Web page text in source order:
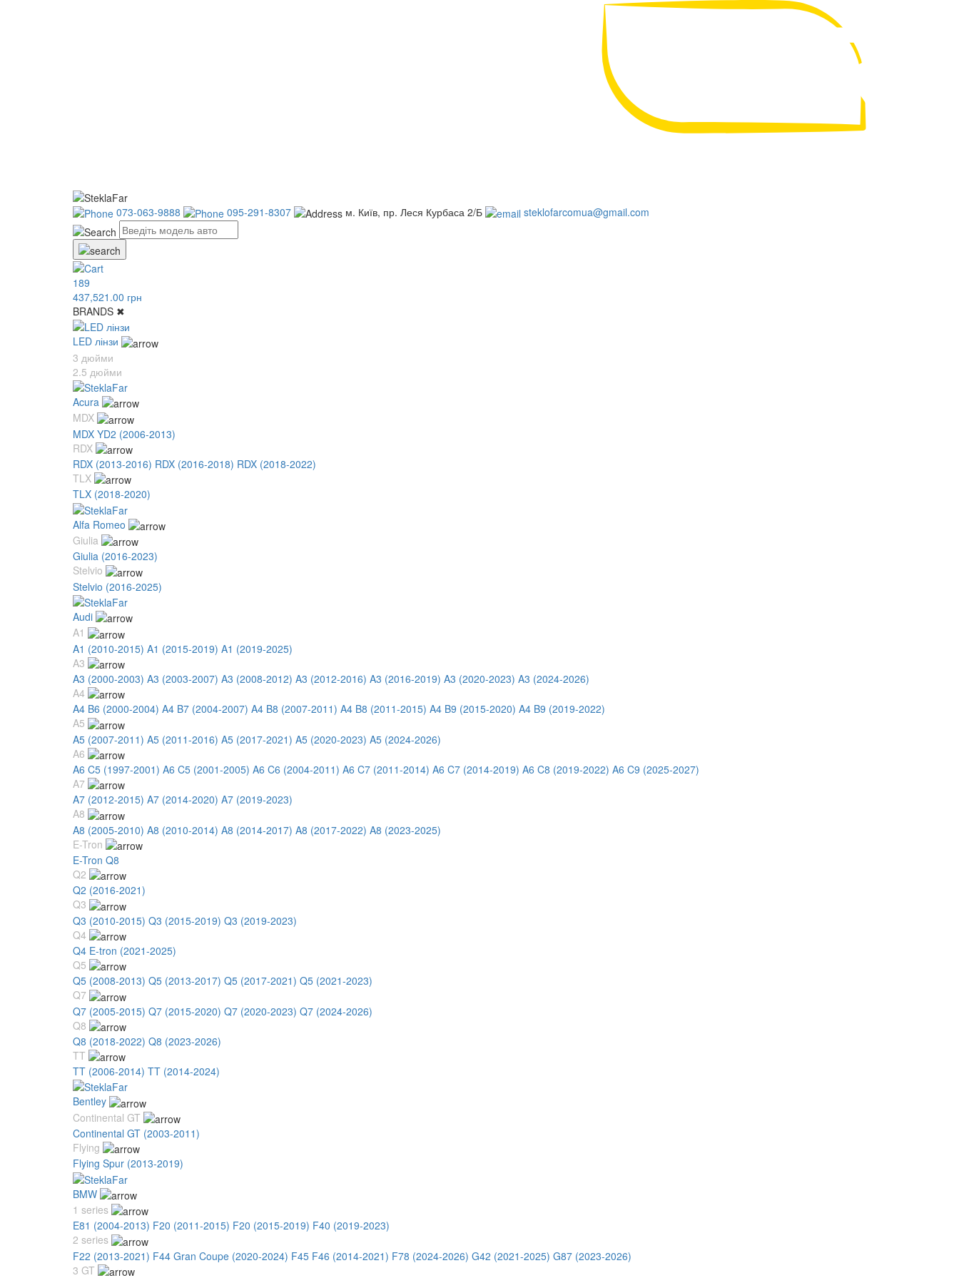
073-063-9888 095-291-8307 м. Київ, пр. Леся Курбаса 2/Б steklofarcomua@gmail.com
189
437,521.00 грн
BRANDS ✖
LED лінзи
3 дюйми
2.5 дюйми
Acura
MDX
MDX YD2 (2006-2013)
RDX
RDX (2013-2016) RDX (2016-2018) RDX (2018-2022)
TLX
TLX (2018-2020)
Alfa Romeo
Giulia
Giulia (2016-2023)
Stelvio
Stelvio (2016-2025)
Audi
A1
A1 (2010-2015) A1 (2015-2019) A1 (2019-2025)
A3
A3 (2000-2003) A3 (2003-2007) A3 (2008-2012) A3 (2012-2016) A3 (2016-2019) A3 (2020-2023) A3 (2024-2026)
A4
A4 B6 (2000-2004) A4 B7 (2004-2007) A4 B8 (2007-2011) A4 B8 (2011-2015) A4 B9 (2015-2020) A4 B9 (2019-2022)
A5
A5 (2007-2011) A5 (2011-2016) A5 (2017-2021) A5 (2020-2023) A5 (2024-2026)
A6
A6 C5 (1997-2001) A6 C5 (2001-2005) A6 C6 (2004-2011) A6 C7 (2011-2014) A6 C7 (2014-2019) A6 C8 (2019-2022) A6 C9 (2025-2027)
A7
A7 (2012-2015) A7 (2014-2020) A7 (2019-2023)
A8
A8 (2005-2010) A8 (2010-2014) A8 (2014-2017) A8 (2017-2022) A8 (2023-2025)
E-Tron
E-Tron Q8
Q2
Q2 (2016-2021)
Q3
Q3 (2010-2015) Q3 (2015-2019) Q3 (2019-2023)
Q4
Q4 E-tron (2021-2025)
Q5
Q5 (2008-2013) Q5 (2013-2017) Q5 (2017-2021) Q5 (2021-2023)
Q7
Q7 (2005-2015) Q7 (2015-2020) Q7 (2020-2023) Q7 (2024-2026)
Q8
Q8 (2018-2022) Q8 (2023-2026)
TT
TT (2006-2014) TT (2014-2024)
Bentley
Continental GT
Continental GT (2003-2011)
Flying
Flying Spur (2013-2019)
BMW
1 series
E81 (2004-2013) F20 (2011-2015) F20 (2015-2019) F40 (2019-2023)
2 series
F22 (2013-2021) F44 Gran Coupe (2020-2024) F45 F46 (2014-2021) F78 (2024-2026) G42 (2021-2025) G87 (2023-2026)
3 GT